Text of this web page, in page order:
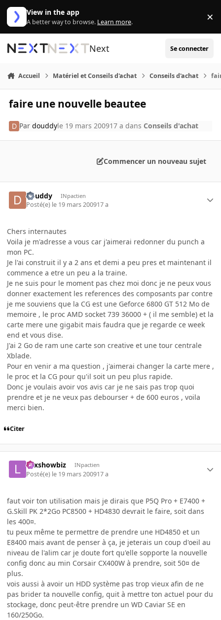
Aller au contenu
View in the app
A better way to browse. Learn more. ×
Next Se connecter
Accueil Matériel et Conseils d'achat Conseils d'achat
faire une nouvelle beautee
Pardouddyle 19 mars 200917 a dans Conseils d'achat
Commencer un nouveau sujet
douddy INpactien
Posté(e) le 19 mars 200917 a
Chers internautes
Voila je m'adresse a vous car j'aimerai redonner du punch a
mon PC.
Je l'ai construit il y a 2 ans et demi a peu pres et maintenant il
commence a etre un peu a la traine.
Je ne suis pour le moment pas chez moi donc je ne peux vous
donner exactement les references des composants par contre
je me souviens que la CG est une Geforce 6800 GT 512 Mo de
memoire , le proc AMD socket 739 36000 + ( il me semble) et la
carte mere une gigabit mais faudra que je regarde ce week
end et vous dise.
J'ai 2 Go de ram une carte son creative et une tour centrale
Xblade.
Pour en venir a ma question , j'aimerai changer la carte mere ,
le proc et la CG pour qu'il soit un peu plus rapide.
Donc je voulais avoir vos avis car je ne sais pas trop quoi
prendre et je ne veux pas debourser + de 600 euros , voila
merci bien.
Citer
Lexshowbiz INpactien
Posté(e) le 19 mars 200917 a
faut voir ton utilisation mais je dirais que P5Q Pro + E7400 +
G.Skill PK 2*2Go PC8500 + HD4830 devrait le faire, soit dans
les 400¤.
tu peux même te permettre de prendre une HD4850 et un
E8400 mais avant de penser à ça, je jeterais un coup d'oeil au
niveau de l'alim car je doute fort qu'elle sopporte la nouvelle
config donc au min Corsair CX400W à prendre, soit 50¤ de
plus.
vois aussi à avoir un HDD système pas trop vieux afin de ne
pas brider ta nouvelle config, quit à mettre ton actuel pour du
stockage, donc peut-être prendre un WD Caviar SE en
160/250Go.